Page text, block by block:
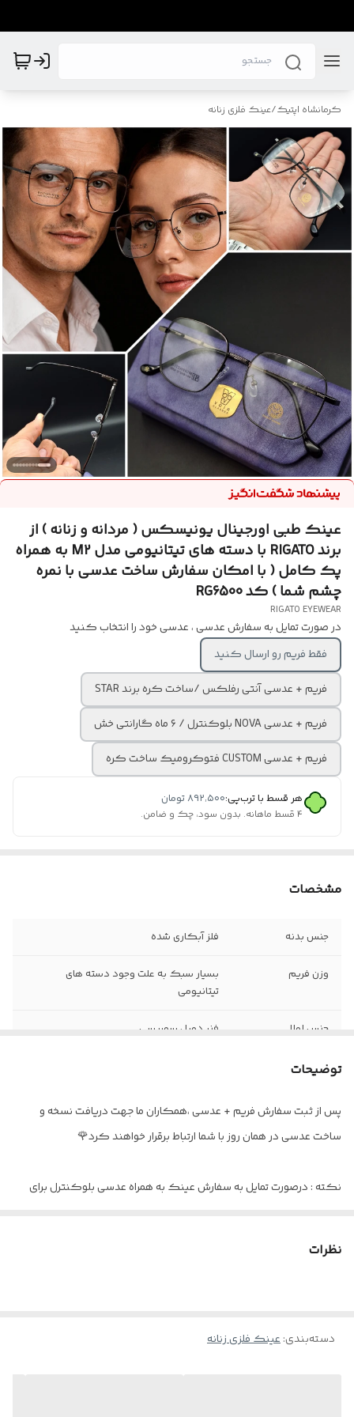
کرمانشاه اپتیک/عینک فلزی زنانه
عینک طبی اورجینال یونیسکس ( مردانه و زنانه ) از
برند RIGATO با دسته های تیتانیومی مدل M2 به همراه
پک کامل ( با امکان سفارش ساخت عدسی با نمره
چشم شما ) کد RG6500
RIGATO EYEWEAR
در صورت تمایل به سفارش عدسی ، عدسی خود را انتخاب کنید
فقط فریم رو ارسال کنید
فریم + عدسی آنتی رفلکس /ساخت کره برند STAR
فریم + عدسی NOVA بلوکنترل / ۶ ماه گارانتی خش
فریم + عدسی CUSTOM فتوکرومیک ساخت کره
هر قسط با ترب‌پی:۸۹۲٬۵۰۰تومان
۴ قسط ماهانه. بدون سود، چک و ضامن.
مشخصات
جنس بدنه فلز آبکاری شده
وزن فریم
بسیار سبک به علت وجود دسته های
تیتانیومی
جنس لولا فنر دوبل سوییسی
سایز عدسی
جنس دسته
عینک مناسب آقایان و خانم ها
توضیحات
پس از ثبت سفارش فریم + عدسی ،همکاران ما جهت دریافت نسخه و
ساخت عدسی در همان روز با شما ارتباط برقرار خواهند کرد🌹
نکته : درصورت تمایل به سفارش عینک به همراه عدسی بلوکنترل برای
نظرات
دسته‌بندی:عینک فلزی زنانه